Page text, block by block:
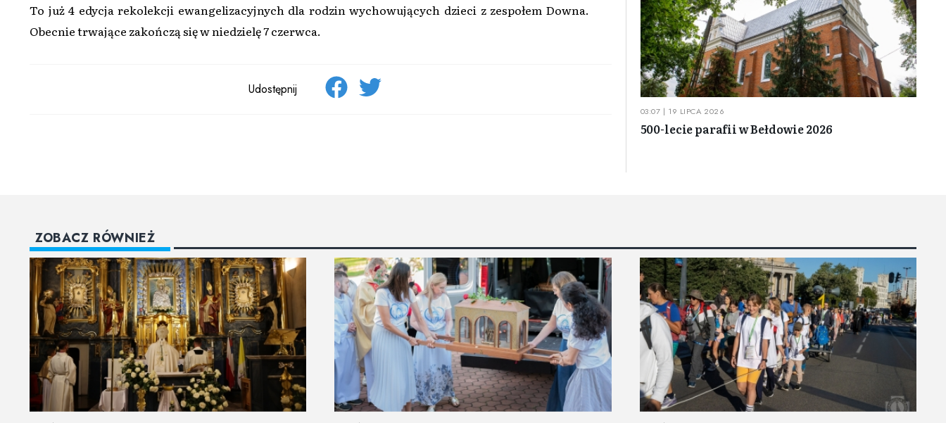
To już 4 edycja rekolekcji ewangelizacyjnych dla rodzin wychowujących dzieci z zespołem Downa.
Obecnie trwające zakończą się w niedzielę 7 czerwca.
Udostępnij
03:07 | 19 LIPCA 2026
500-lecie parafii w Bełdowie 2026
ZOBACZ RÓWNIEŻ